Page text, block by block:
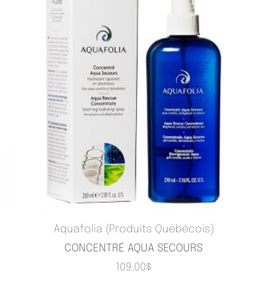
Aquafolia (Produits Québécois)
CONCENTRÉ AQUA SECOURS
109.00$